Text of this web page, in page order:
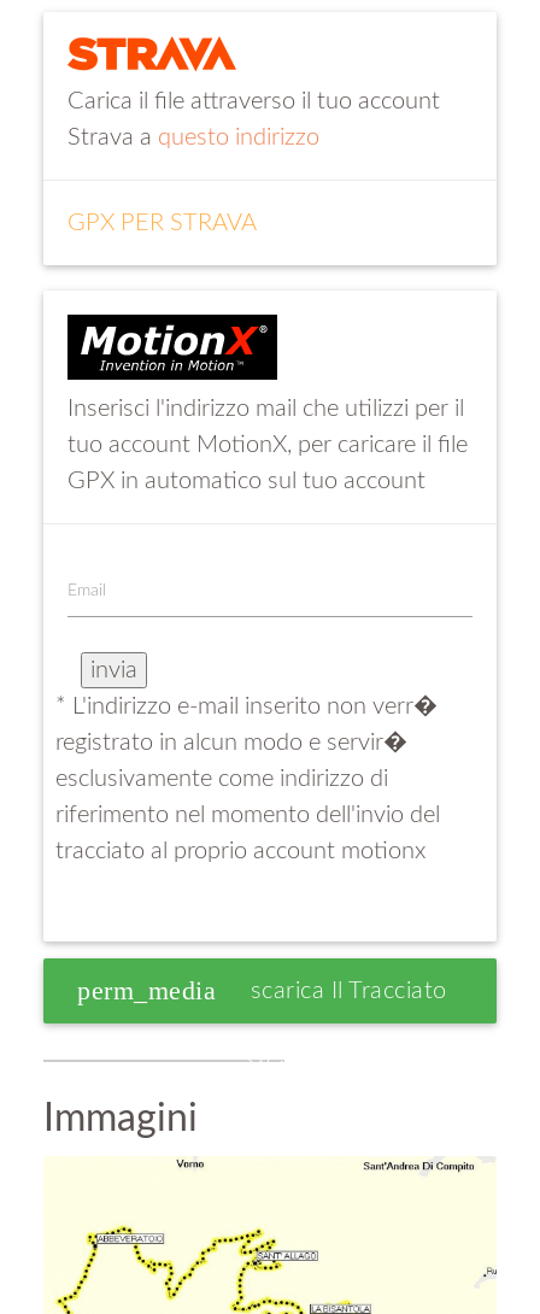
Carica il file attraverso il tuo account
Strava a questo indirizzo
GPX PER STRAVA
Inserisci l'indirizzo mail che utilizzi per il
tuo account MotionX, per caricare il file
GPX in automatico sul tuo account
Email
* L'indirizzo e-mail inserito non verr�
registrato in alcun modo e servir�
esclusivamente come indirizzo di
riferimento nel momento dell'invio del
tracciato al proprio account motionx
perm_media Scarica Il Tracciato
GPS
Immagini